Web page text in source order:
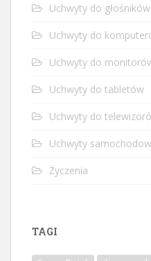
Uchwyty do głośników
Uchwyty do
Uchwyty do
Uchwyty do tabletów
Uchwyty do
Uchwyty
Życzenia
TAGI